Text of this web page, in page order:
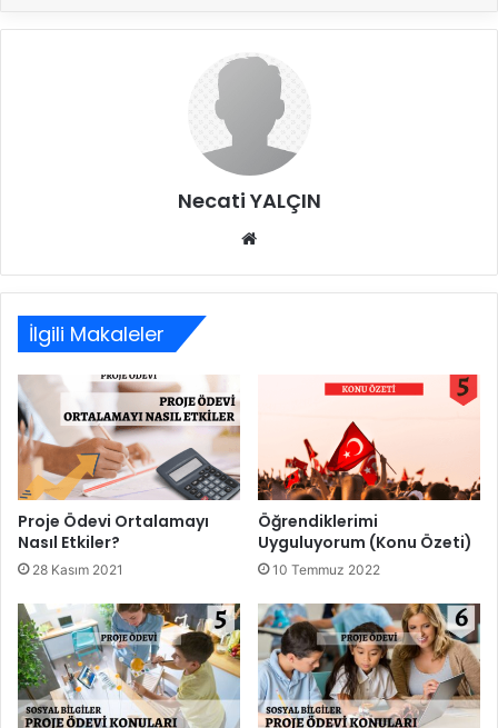
Necati YALÇIN
İlgili Makaleler
Proje Ödevi Ortalamayı
Nasıl Etkiler?
28 Kasım 2021
Öğrendiklerimi
Uyguluyorum (Konu Özeti)
10 Temmuz 2022